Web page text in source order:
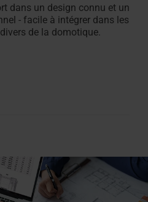
dans un design connu et un
- facile à intégrer dans les
de la domotique.